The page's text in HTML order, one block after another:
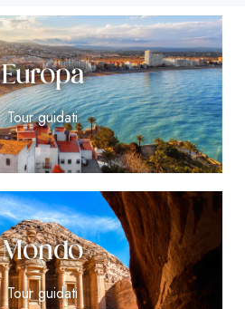
Europa
Tour guidati
Mondo
Tour guidati